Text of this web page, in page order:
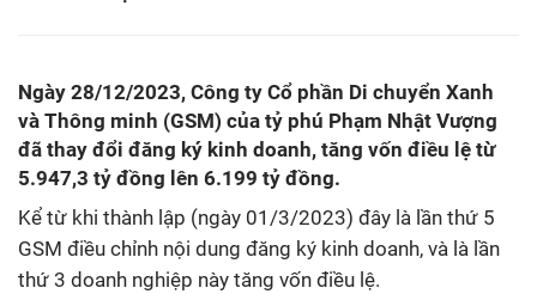
Ngày 28/12/2023, Công ty Cổ phần Di chuyển Xanh
và Thông minh (GSM) của tỷ phú Phạm Nhật Vượng
đã thay đổi đăng ký kinh doanh, tăng vốn điều lệ từ
5.947,3 tỷ đồng lên 6.199 tỷ đồng.
Kể từ khi thành lập (ngày 01/3/2023) đây là lần thứ 5
GSM điều chỉnh nội dung đăng ký kinh doanh, và là lần
thứ 3 doanh nghiệp này tăng vốn điều lệ.